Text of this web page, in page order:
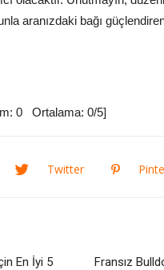
aranızdaki bağı
0 Ortalama: 0/5]
Twitter
En İyi 5
Fransız